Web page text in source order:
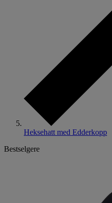
Heksehatt med Edderkopp
Bestselgere